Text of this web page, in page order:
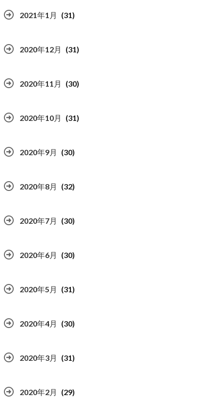
2021年1月 (31)
2020年12月 (31)
2020年11月 (30)
2020年10月 (31)
2020年9月 (30)
2020年8月 (32)
2020年7月 (30)
2020年6月 (30)
2020年5月 (31)
2020年4月 (30)
2020年3月 (31)
2020年2月 (29)